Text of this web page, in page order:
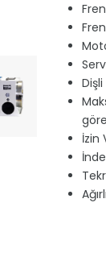
Dişli
İzin